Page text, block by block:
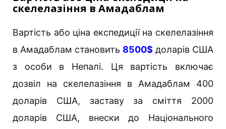
скелелазіння в Амадаблам
Вартість або ціна експедиції на скелелазіння
в Амадаблам становить 8500$ доларів США
з особи в Непалі. Ця вартість включає
дозвіл на скелелазіння в Амадаблам 400
доларів США, заставу за сміття 2000
доларів США, внески до Національного